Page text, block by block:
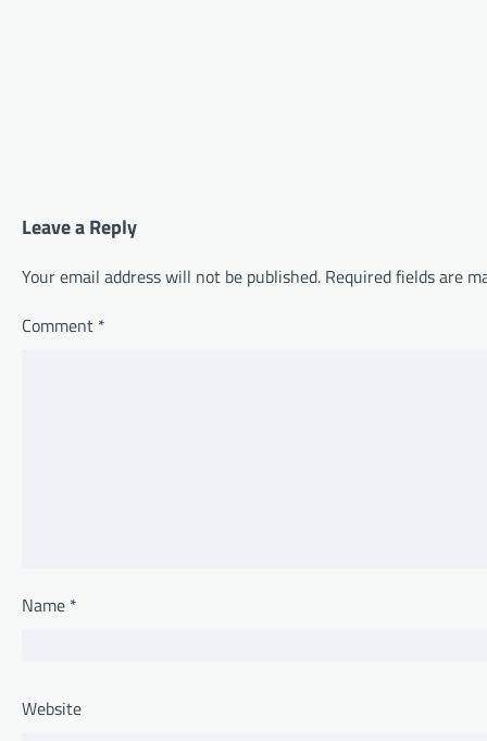
Leave a Reply
Your email address will not be published. Required fields are
Comment *
Name *
Website